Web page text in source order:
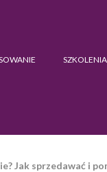
Jak sprzedawać i